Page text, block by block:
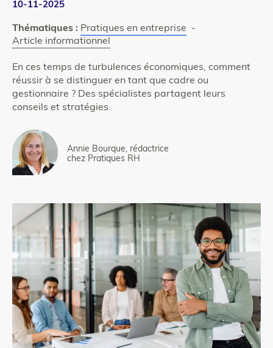
10-11-2025
Thématiques : Pratiques en entreprise -
Article informationnel
En ces temps de turbulences économiques, comment
réussir à se distinguer en tant que cadre ou
gestionnaire ? Des spécialistes partagent leurs
conseils et stratégies.
Annie Bourque, rédactrice
chez Pratiques RH